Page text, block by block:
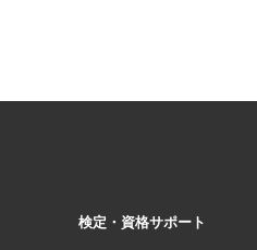
検定・資格サポート